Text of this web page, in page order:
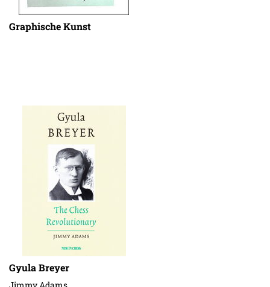
Graphische Kunst
Gyula Breyer